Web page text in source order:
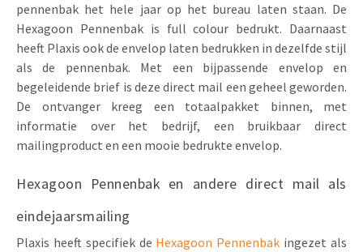
pennenbak het hele jaar op het bureau laten staan. De
Hexagoon Pennenbak is full colour bedrukt. Daarnaast
heeft Plaxis ook de envelop laten bedrukken in dezelfde stijl
als de pennenbak. Met een bijpassende envelop en
begeleidende brief is deze direct mail een geheel geworden.
De ontvanger kreeg een totaalpakket binnen, met
informatie over het bedrijf, een bruikbaar direct
mailingproduct en een mooie bedrukte envelop.
Hexagoon Pennenbak en andere direct mail als
eindejaarsmailing
Plaxis heeft specifiek de Hexagoon Pennenbak ingezet als
Andere opvallende mailings
Alle producten
Horeca Marketing
Food Marketing